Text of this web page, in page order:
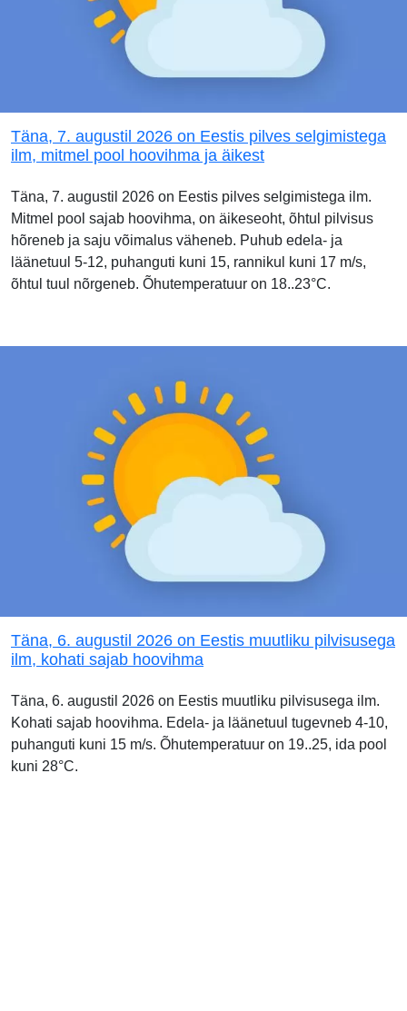
Täna, 7. augustil 2026 on Eestis pilves selgimistega
ilm, mitmel pool hoovihma ja äikest
Täna, 7. augustil 2026 on Eestis pilves selgimistega ilm.
Mitmel pool sajab hoovihma, on äikeseoht, õhtul pilvisus
hõreneb ja saju võimalus väheneb. Puhub edela- ja
läänetuul 5-12, puhanguti kuni 15, rannikul kuni 17 m/s,
õhtul tuul nõrgeneb. Õhutemperatuur on 18..23°C.
Täna, 6. augustil 2026 on Eestis muutliku pilvisusega
ilm, kohati sajab hoovihma
Täna, 6. augustil 2026 on Eestis muutliku pilvisusega ilm.
Kohati sajab hoovihma. Edela- ja läänetuul tugevneb 4-10,
puhanguti kuni 15 m/s. Õhutemperatuur on 19..25, ida pool
kuni 28°C.